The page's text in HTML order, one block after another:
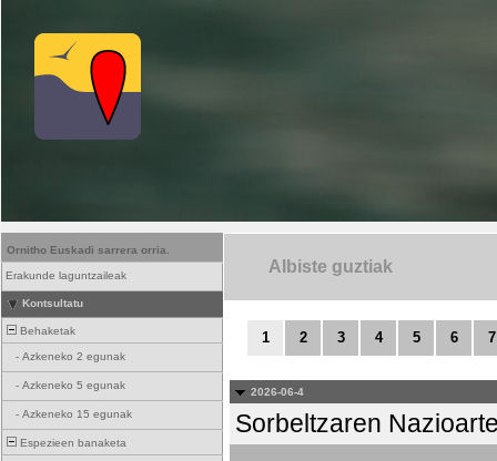
Ornitho Euskadi sarrera orria.
Erakunde laguntzaileak
Kontsultatu
Behaketak
- Azkeneko 2 egunak
- Azkeneko 5 egunak
- Azkeneko 15 egunak
Espezieen banaketa
Albiste guztiak
1 2 3 4 5 6 7
2026-06-4
Sorbeltzaren